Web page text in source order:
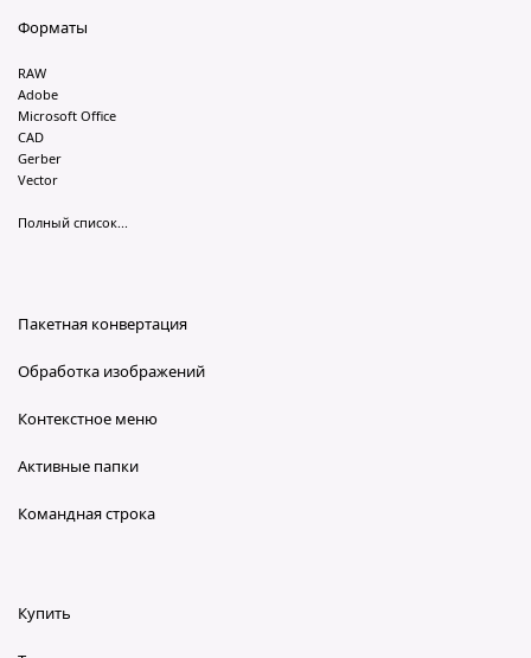
Форматы
RAW
Adobe
Microsoft Office
CAD
Gerber
Vector
Полный список...
Пакетная конвертация
Обработка изображений
Контекстное меню
Активные папки
Командная строка
Купить